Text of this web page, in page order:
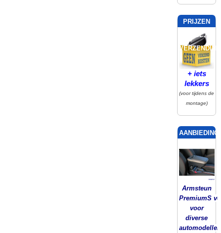
PRIJZEN
INCL.
VERZENDING
+ iets
lekkers
(voor tijdens de
montage)
Armsteun
PremiumS
voor
diverse
automodellen